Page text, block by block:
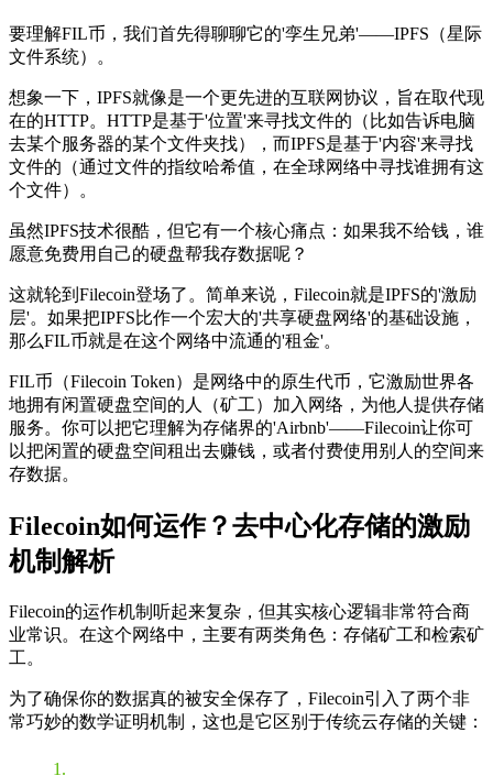
要理解FIL币，我们首先得聊聊它的'孪生兄弟'——IPFS（星际
文件系统）。
想象一下，IPFS就像是一个更先进的互联网协议，旨在取代现
在的HTTP。HTTP是基于'位置'来寻找文件的（比如告诉电脑
去某个服务器的某个文件夹找），而IPFS是基于'内容'来寻找
文件的（通过文件的指纹哈希值，在全球网络中寻找谁拥有这
个文件）。
虽然IPFS技术很酷，但它有一个核心痛点： 如果我不给钱，谁
愿意免费用自己的硬盘帮我存数据呢？
这就轮到Filecoin登场了。简单来说， Filecoin就是IPFS的'激励
层'。如果把IPFS比作一个宏大的'共享硬盘网络'的基础设施，
那么FIL币就是在这个网络中流通的'租金'。
FIL币（Filecoin Token）是网络中的原生代币，它激励世界各
地拥有闲置硬盘空间的人（矿工）加入网络，为他人提供存储
服务。你可以把它理解为存储界的'Airbnb'——Filecoin让你可
以把闲置的硬盘空间租出去赚钱，或者付费使用别人的空间来
存数据。
Filecoin如何运作？去中心化存储的激励
机制解析
Filecoin的运作机制听起来复杂，但其实核心逻辑非常符合商
业常识。在这个网络中，主要有两类角色：存储矿工和检索矿
工。
为了确保你的数据真的被安全保存了，Filecoin引入了两个非
常巧妙的数学证明机制，这也是它区别于传统云存储的关键：